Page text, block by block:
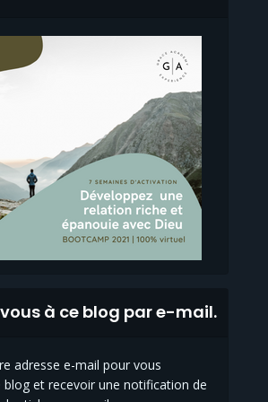
à ce blog par e-mail.
adresse e-mail pour vous
blog et recevoir une notification de